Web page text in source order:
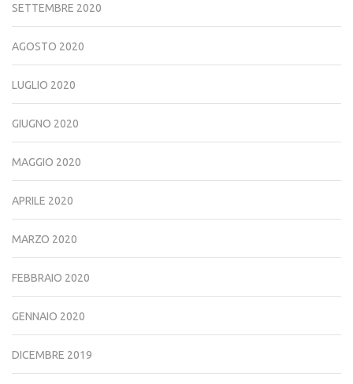
SETTEMBRE 2020
AGOSTO 2020
LUGLIO 2020
GIUGNO 2020
MAGGIO 2020
APRILE 2020
MARZO 2020
FEBBRAIO 2020
GENNAIO 2020
DICEMBRE 2019